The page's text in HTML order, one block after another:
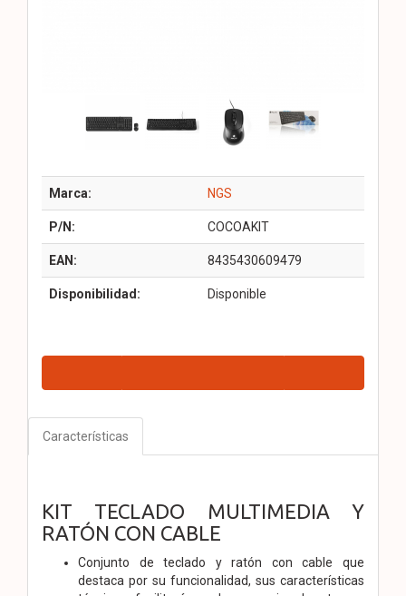
Marca: NGS
P/N: COCOAKIT
EAN: 8435430609479
Disponibilidad: Disponible
Características
KIT TECLADO MULTIMEDIA Y
RATÓN CON CABLE
Conjunto de teclado y ratón con cable que
destaca por su funcionalidad, sus características